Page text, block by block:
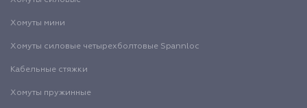
Хомуты мини
Хомуты силовые четырехболтовые Spannloc
Кабельные стяжки
Хомуты пружинные